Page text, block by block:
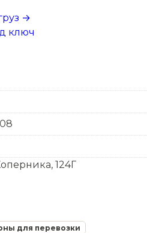
→
ключ
124Г
для перевозки